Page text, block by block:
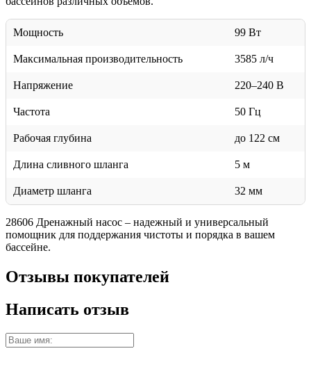
Мощность 99 Вт
Максимальная производительность 3585 л/ч
Напряжение 220–240 В
Частота 50 Гц
Рабочая глубина до 122 см
Длина сливного шланга 5 м
Диаметр шланга 32 мм
28606 Дренажный насос – надежный и универсальный
помощник для поддержания чистоты и порядка в вашем
бассейне.
Отзывы покупателей
Написать отзыв